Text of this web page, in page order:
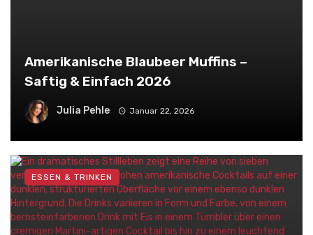
Amerikanische Blaubeer Muffins –
Saftig & Einfach 2026
Julia Pehle Januar 22, 2026
ESSEN & TRINKEN